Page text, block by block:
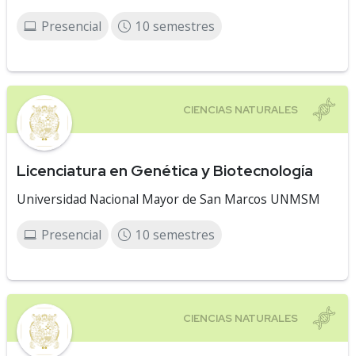
Presencial 10 semestres
Licenciatura en Genética y Biotecnología
Universidad Nacional Mayor de San Marcos UNMSM
Presencial 10 semestres